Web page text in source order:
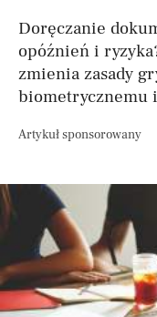
Doręczanie
opóźnień i
zmienia zasady
biometrycznemu
Artykuł sponsorowany